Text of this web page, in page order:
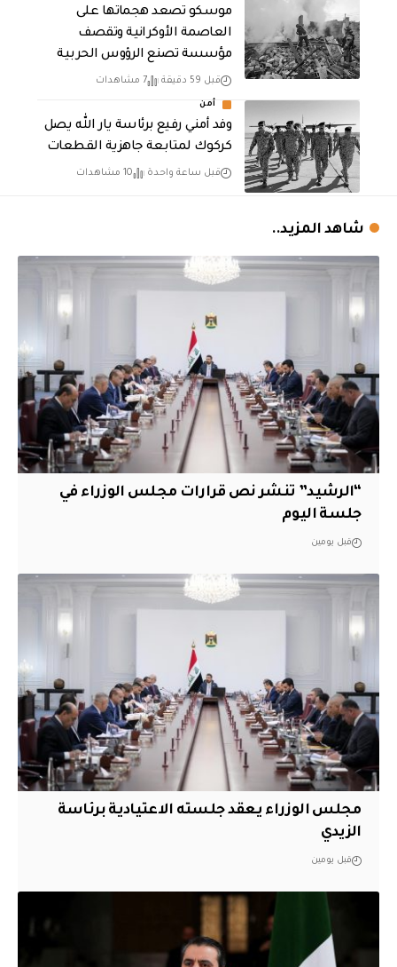
موسكو تصعد هجماتها على
العاصمة الأوكرانية وتقصف
مؤسسة تصنع الرؤوس الحربية
قبل 59 دقيقة 7 مشاهدات
أمن
وفد أمني رفيع برئاسة يار الله يصل
كركوك لمتابعة جاهزية القطعات
قبل ساعة واحدة 10 مشاهدات
شاهد المزيد..
“الرشيد” تنشر نص قرارات مجلس الوزراء في
جلسة اليوم
قبل يومين
مجلس الوزراء يعقد جلسته الاعتيادية برئاسة
الزيدي
قبل يومين